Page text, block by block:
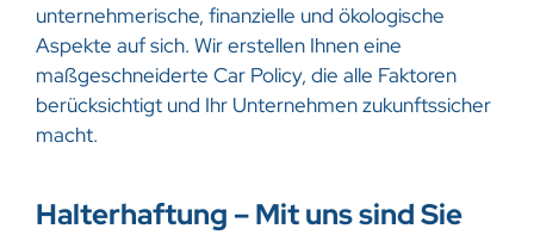
unternehmerische, finanzielle und ökologische
Aspekte auf sich. Wir erstellen Ihnen eine
maßgeschneiderte Car Policy, die alle Faktoren
berücksichtigt und Ihr Unternehmen zukunftssicher
macht.
Halterhaftung – Mit uns sind Sie